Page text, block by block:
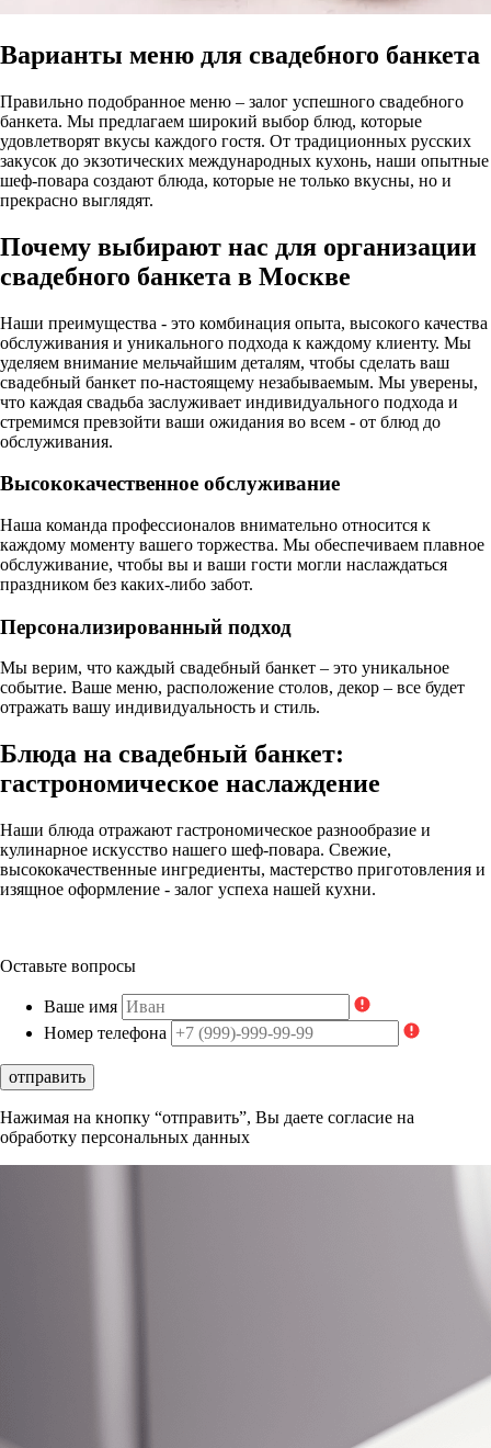
Варианты меню для свадебного банкета
Правильно подобранное меню – залог успешного свадебного
банкета. Мы предлагаем широкий выбор блюд, которые
удовлетворят вкусы каждого гостя. От традиционных русских
закусок до экзотических международных кухонь, наши опытные
шеф-повара создают блюда, которые не только вкусны, но и
прекрасно выглядят.
Почему выбирают нас для организации
свадебного банкета в Москве
Наши преимущества - это комбинация опыта, высокого качества
обслуживания и уникального подхода к каждому клиенту. Мы
уделяем внимание мельчайшим деталям, чтобы сделать ваш
свадебный банкет по-настоящему незабываемым. Мы уверены,
что каждая свадьба заслуживает индивидуального подхода и
стремимся превзойти ваши ожидания во всем - от блюд до
обслуживания.
Высококачественное обслуживание
Наша команда профессионалов внимательно относится к
каждому моменту вашего торжества. Мы обеспечиваем плавное
обслуживание, чтобы вы и ваши гости могли наслаждаться
праздником без каких-либо забот.
Персонализированный подход
Мы верим, что каждый свадебный банкет – это уникальное
событие. Ваше меню, расположение столов, декор – все будет
отражать вашу индивидуальность и стиль.
Блюда на свадебный банкет:
гастрономическое наслаждение
Наши блюда отражают гастрономическое разнообразие и
кулинарное искусство нашего шеф-повара. Свежие,
высококачественные ингредиенты, мастерство приготовления и
изящное оформление - залог успеха нашей кухни.
Оставьте вопросы
Ваше имя
Номер телефона
отправить
Нажимая на кнопку “отправить”, Вы даете согласие на
обработку персональных данных